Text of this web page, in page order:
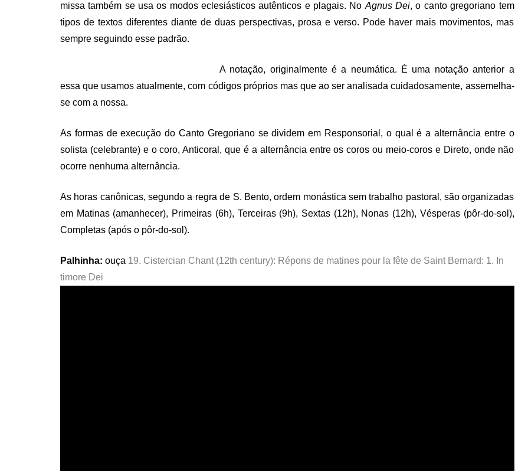
missa também se usa os modos eclesiásticos autênticos e plagais. No Agnus Dei, o canto gregoriano tem
tipos de textos diferentes diante de duas perspectivas, prosa e verso. Pode haver mais movimentos, mas
sempre seguindo esse padrão.
A notação, originalmente é a neumática. É uma notação anterior a
essa que usamos atualmente, com códigos próprios mas que ao ser analisada cuidadosamente, assemelha-
se com a nossa.
As formas de execução do Canto Gregoriano se dividem em Responsorial, o qual é a alternância entre o
solista (celebrante) e o coro, Anticoral, que é a alternância entre os coros ou meio-coros e Direto, onde não
ocorre nenhuma alternância.
As horas canônicas, segundo a regra de S. Bento, ordem monástica sem trabalho pastoral, são organizadas
em Matinas (amanhecer), Primeiras (6h), Terceiras (9h), Sextas (12h), Nonas (12h), Vésperas (pôr-do-sol),
Completas (após o pôr-do-sol).
Palhinha: ouça 19. Cistercian Chant (12th century): Répons de matines pour la fête de Saint Bernard: 1. In
timore Dei